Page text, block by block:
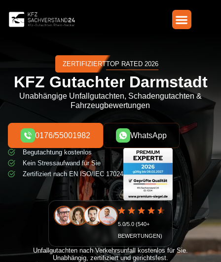
Inhalt
springen
ZERTIFIZIERTTOP RATED 2026
KFZ Gutachter Darmstadt
Unabhängige Unfallgutachten, Schadengutachten &
Fahrzeugbewertungen
0176/55001982 WhatsApp
Begutachtung kostenlos
Kein Stressaufwand für Sie
Zertifiziert nach EN ISO/IEC 17024
5.0/5.0 (540+
BEWERTUNGEN)
Unfallgutachten nach Verkehrsunfall kostenlos für Sie.
Unabhängig, zertifiziert und gerichtsfest.